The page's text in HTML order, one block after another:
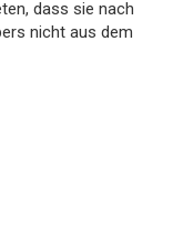
dass sie nach
nicht aus dem